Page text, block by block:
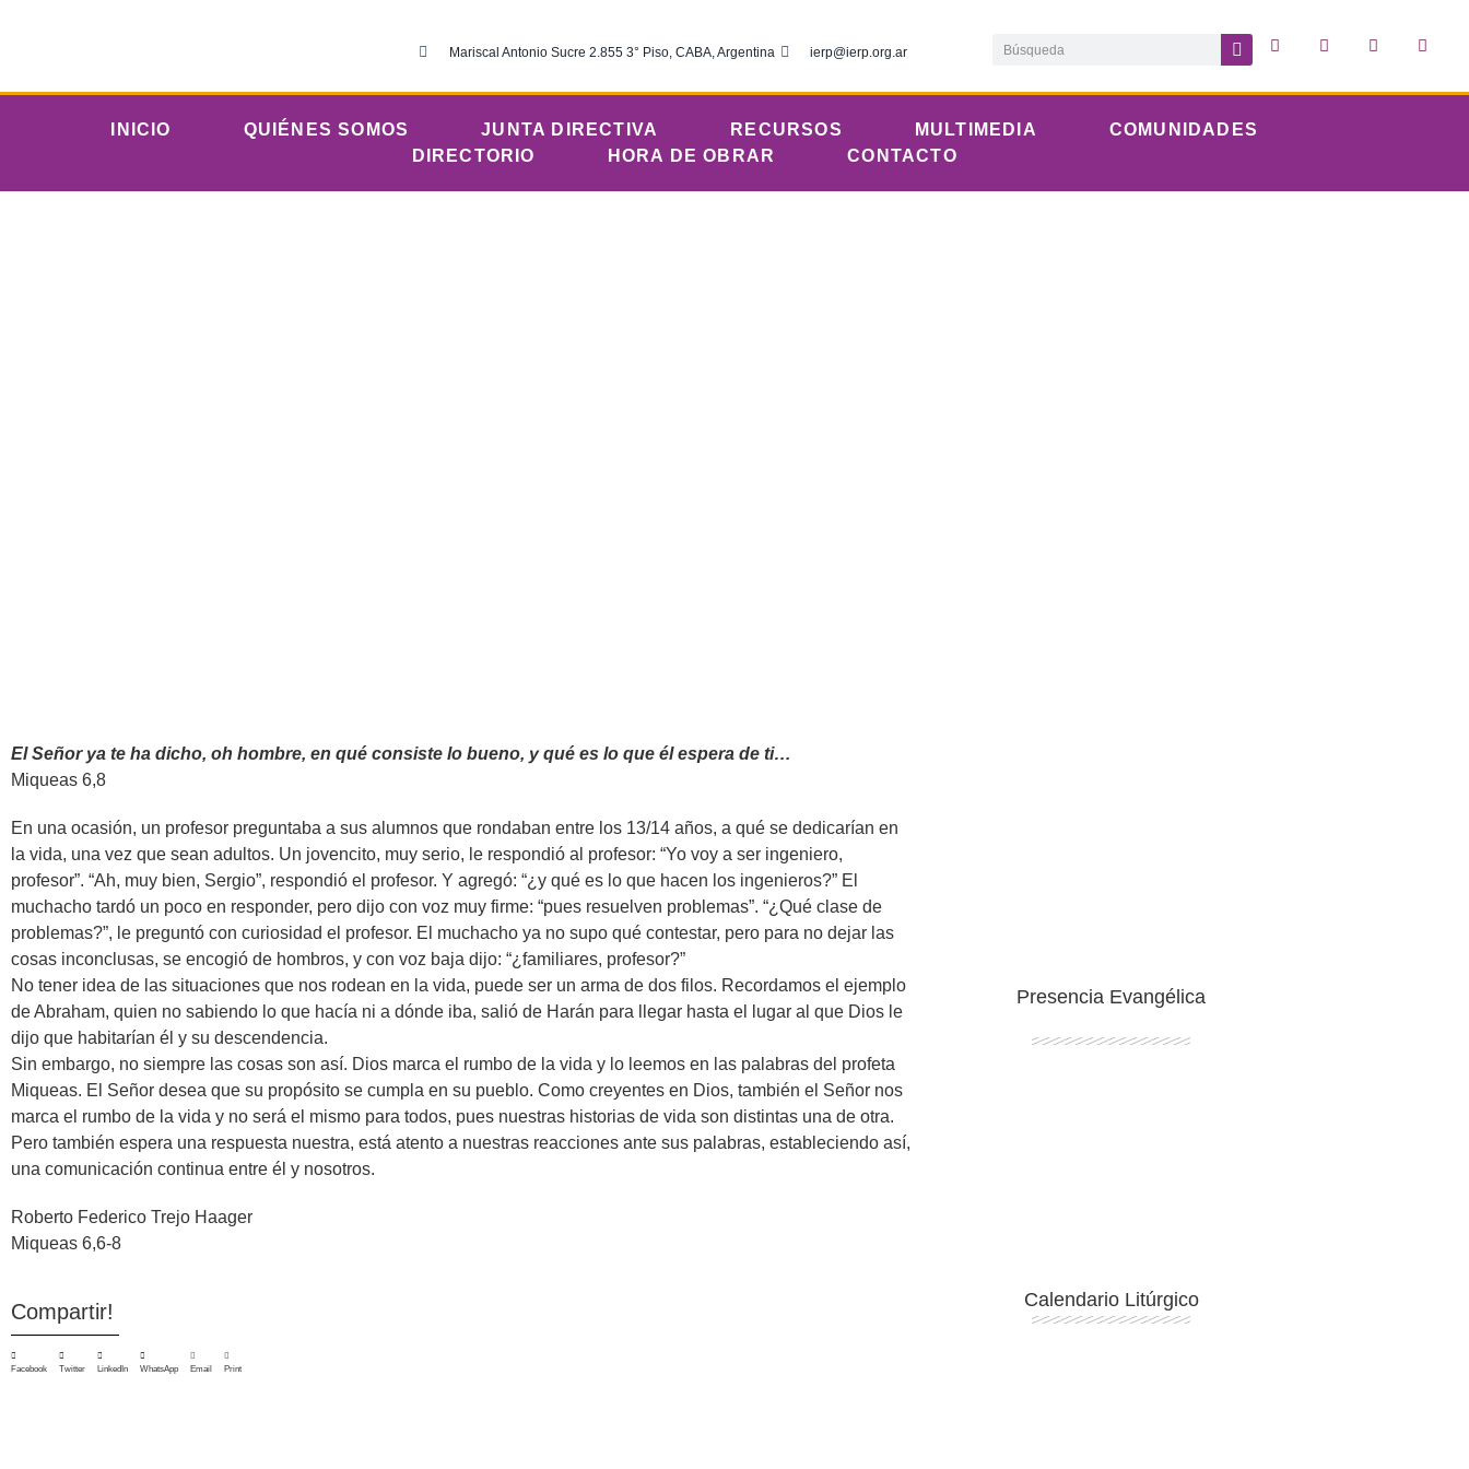
Mariscal Antonio Sucre 2.855 3° Piso, CABA, Argentina ierp@ierp.org.ar
INICIO QUIÉNES SOMOS JUNTA DIRECTIVA RECURSOS MULTIMEDIA
COMUNIDADES
DIRECTORIO
HORA DE OBRAR CONTACTO
El Señor ya te ha dicho, oh hombre, en qué consiste lo bueno, y qué es lo que él espera de ti…
Miqueas 6,8
En una ocasión, un profesor preguntaba a sus alumnos que rondaban entre los 13/14 años, a qué se dedicarían en
la vida, una vez que sean adultos. Un jovencito, muy serio, le respondió al profesor: “Yo voy a ser ingeniero,
profesor”. “Ah, muy bien, Sergio”, respondió el profesor. Y agregó: “¿y qué es lo que hacen los ingenieros?” El
muchacho tardó un poco en responder, pero dijo con voz muy firme: “pues resuelven problemas”. “¿Qué clase de
problemas?”, le preguntó con curiosidad el profesor. El muchacho ya no supo qué contestar, pero para no dejar las
cosas inconclusas, se encogió de hombros, y con voz baja dijo: “¿familiares, profesor?”
No tener idea de las situaciones que nos rodean en la vida, puede ser un arma de dos filos. Recordamos el ejemplo
de Abraham, quien no sabiendo lo que hacía ni a dónde iba, salió de Harán para llegar hasta el lugar al que Dios le
dijo que habitarían él y su descendencia.
Sin embargo, no siempre las cosas son así. Dios marca el rumbo de la vida y lo leemos en las palabras del profeta
Miqueas. El Señor desea que su propósito se cumpla en su pueblo. Como creyentes en Dios, también el Señor nos
marca el rumbo de la vida y no será el mismo para todos, pues nuestras historias de vida son distintas una de otra.
Pero también espera una respuesta nuestra, está atento a nuestras reacciones ante sus palabras, estableciendo así,
una comunicación continua entre él y nosotros.
Roberto Federico Trejo Haager
Miqueas 6,6-8
Compartir!
Facebook Twitter LinkedIn WhatsApp Email Print
Presencia Evangélica
Calendario Litúrgico